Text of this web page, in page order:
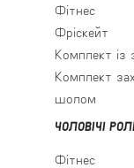
Фітнес
Фріскейт
Комплект із
Комплект
шолом
ЧОЛОВІЧІ
Фітнес